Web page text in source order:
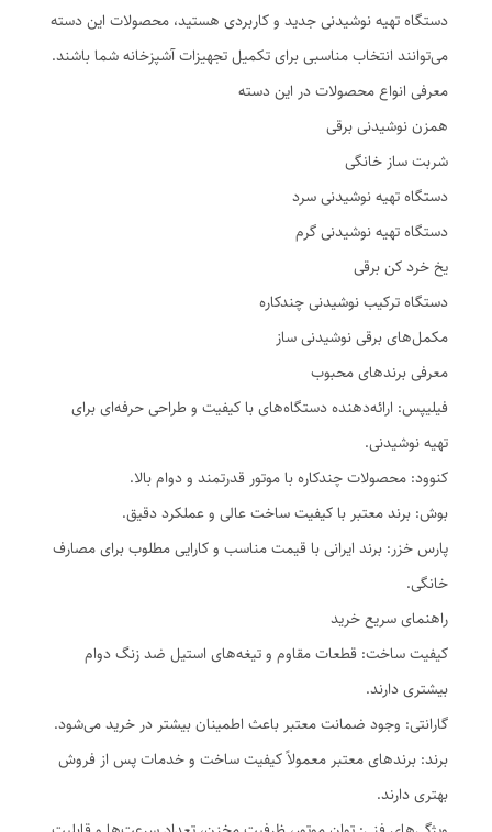
دستگاه تهیه نوشیدنی جدید و کاربردی هستید، محصولات این دسته
می‌توانند انتخاب مناسبی برای تکمیل تجهیزات آشپزخانه شما باشند.
معرفی انواع محصولات در این دسته
همزن نوشیدنی برقی
شربت ساز خانگی
دستگاه تهیه نوشیدنی سرد
دستگاه تهیه نوشیدنی گرم
یخ خرد کن برقی
دستگاه ترکیب نوشیدنی چندکاره
مکمل‌های برقی نوشیدنی ساز
معرفی برندهای محبوب
فیلیپس: ارائه‌دهنده دستگاه‌های با کیفیت و طراحی حرفه‌ای برای
تهیه نوشیدنی.
کنوود: محصولات چندکاره با موتور قدرتمند و دوام بالا.
بوش: برند معتبر با کیفیت ساخت عالی و عملکرد دقیق.
پارس خزر: برند ایرانی با قیمت مناسب و کارایی مطلوب برای مصارف
خانگی.
راهنمای سریع خرید
کیفیت ساخت: قطعات مقاوم و تیغه‌های استیل ضد زنگ دوام
بیشتری دارند.
گارانتی: وجود ضمانت معتبر باعث اطمینان بیشتر در خرید می‌شود.
برند: برندهای معتبر معمولاً کیفیت ساخت و خدمات پس از فروش
بهتری دارند.